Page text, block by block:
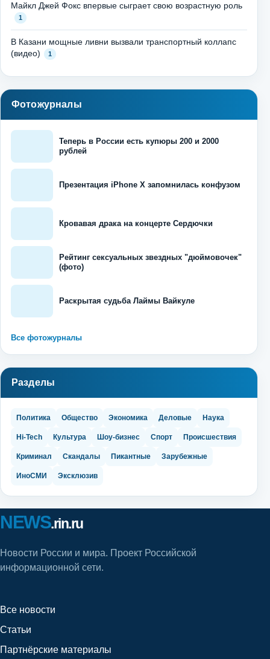
Майкл Джей Фокс впервые сыграет свою возрастную роль
1
В Казани мощные ливни вызвали транспортный коллапс
(видео)
1
Фотожурналы
Теперь в России есть купюры 200 и 2000
рублей
Презентация iPhone X запомнилась конфузом
Кровавая драка на концерте Сердючки
Рейтинг сексуальных звездных "дюймовочек"
(фото)
Раскрытая судьба Лаймы Вайкуле
Все фотожурналы
Разделы
Политика Общество Экономика Деловые Наука
Hi-Tech Культура Шоу-бизнес Спорт Происшествия
Криминал Скандалы Пикантные Зарубежные
ИноСМИ Эксклюзив
NEWS.rin.ru
Новости России и мира. Проект Российской
информационной сети.
Все новости
Статьи
Партнёрские материалы